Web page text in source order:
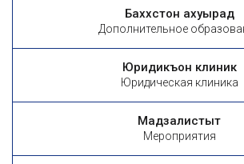
Баххӕстон ахуырад
Дополнительное
Юридикъон клиникӕ
Юридическая клиника
Мадзалистытӕ
Мероприятия